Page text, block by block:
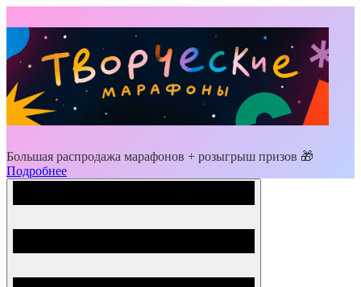
Большая распродажа марафонов + розыгрыш призов 🎁
Подробнее